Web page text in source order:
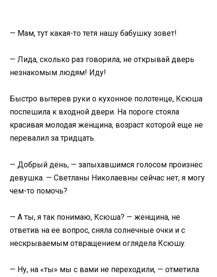
— Мам, тут какая-то тетя нашу бабушку зовет!
— Лида, сколько раз говорила, не открывай дверь
незнакомым людям! Иду!
Быстро вытерев руки о кухонное полотенце, Ксюша
поспешила к входной двери. На пороге стояла
красивая молодая женщина, возраст которой еще не
перевалил за тридцать.
— Добрый день, — запыхавшимся голосом произнес
девушка. — Светланы Николаевны сейчас нет, я могу
чем-то помочь?
— А ты, я так понимаю, Ксюша? — женщина, не
ответив на ее вопрос, сняла солнечные очки и с
нескрываемым отвращением оглядела Ксюшу.
— Ну, на «ты» мы с вами не переходили, — отметила